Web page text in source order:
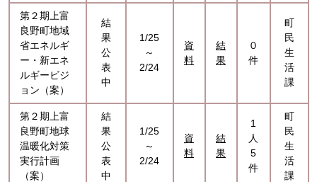
第２期上富
良野町地域
省エネルギ
ー・新エネ
ルギービジ
ョン（案）
結
果
公
表
中
1/25
～
2/24
資
料
結
果
０
件
町
民
生
活
課
第２期上富
良野町地球
温暖化対策
実行計画
（案）
結
果
公
表
中
1/25
～
2/24
資
料
結
果
1
人
5
件
町
民
生
活
課